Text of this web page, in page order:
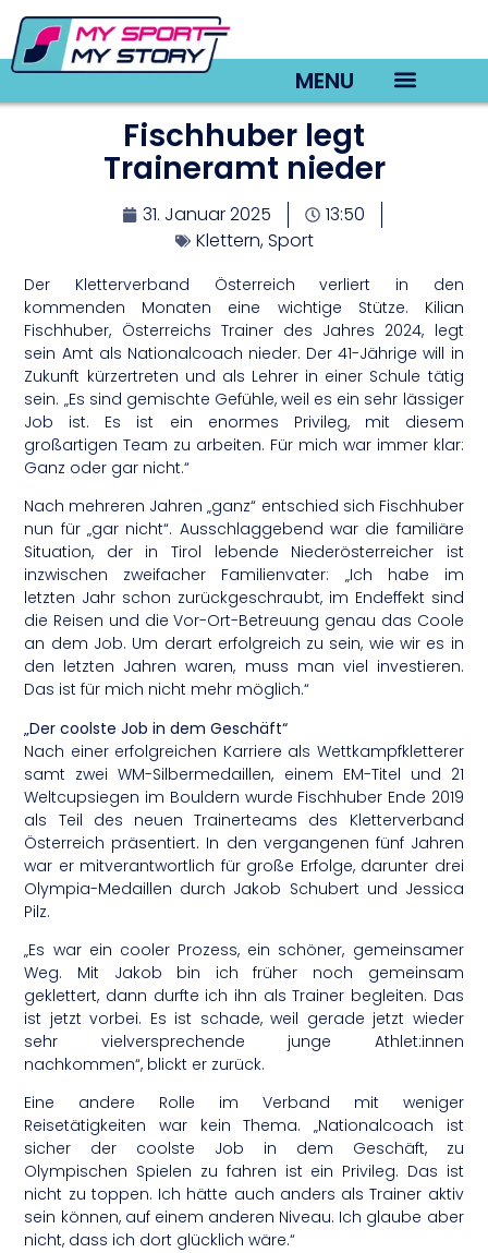
MENU
Fischhuber legt
Traineramt nieder
31. Januar 2025
13:50
Klettern,Sport
Der Kletterverband Österreich verliert in den
kommenden Monaten eine wichtige Stütze. Kilian
Fischhuber, Österreichs Trainer des Jahres 2024, legt
sein Amt als Nationalcoach nieder. Der 41-Jährige will in
Zukunft kürzertreten und als Lehrer in einer Schule tätig
sein. „Es sind gemischte Gefühle, weil es ein sehr lässiger
Job ist. Es ist ein enormes Privileg, mit diesem
großartigen Team zu arbeiten. Für mich war immer klar:
Ganz oder gar nicht.“
Nach mehreren Jahren „ganz“ entschied sich Fischhuber
nun für „gar nicht“. Ausschlaggebend war die familiäre
Situation, der in Tirol lebende Niederösterreicher ist
inzwischen zweifacher Familienvater: „Ich habe im
letzten Jahr schon zurückgeschraubt, im Endeffekt sind
die Reisen und die Vor-Ort-Betreuung genau das Coole
an dem Job. Um derart erfolgreich zu sein, wie wir es in
den letzten Jahren waren, muss man viel investieren.
Das ist für mich nicht mehr möglich.“
„Der coolste Job in dem Geschäft“
Nach einer erfolgreichen Karriere als Wettkampfkletterer
samt zwei WM-Silbermedaillen, einem EM-Titel und 21
Weltcupsiegen im Bouldern wurde Fischhuber Ende 2019
als Teil des neuen Trainerteams des Kletterverband
Österreich präsentiert. In den vergangenen fünf Jahren
war er mitverantwortlich für große Erfolge, darunter drei
Olympia-Medaillen durch Jakob Schubert und Jessica
Pilz.
„Es war ein cooler Prozess, ein schöner, gemeinsamer
Weg. Mit Jakob bin ich früher noch gemeinsam
geklettert, dann durfte ich ihn als Trainer begleiten. Das
ist jetzt vorbei. Es ist schade, weil gerade jetzt wieder
sehr vielversprechende junge Athlet:innen
nachkommen“, blickt er zurück.
Eine andere Rolle im Verband mit weniger
Reisetätigkeiten war kein Thema. „Nationalcoach ist
sicher der coolste Job in dem Geschäft, zu
Olympischen Spielen zu fahren ist ein Privileg. Das ist
nicht zu toppen. Ich hätte auch anders als Trainer aktiv
sein können, auf einem anderen Niveau. Ich glaube aber
nicht, dass ich dort glücklich wäre.“